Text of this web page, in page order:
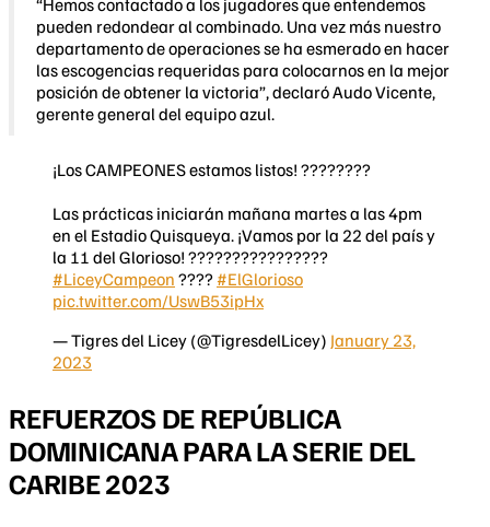
pueden redondear al combinado. Una vez más nuestro
departamento de operaciones se ha esmerado en hacer
las escogencias requeridas para colocarnos en la mejor
posición de obtener la victoria”, declaró Audo Vicente,
gerente general del equipo azul.
¡Los CAMPEONES estamos listos! ????????
Las prácticas iniciarán mañana martes a las 4pm
en el Estadio Quisqueya. ¡Vamos por la 22 del país y
la 11 del Glorioso! ????????????????
#LiceyCampeon ???? #ElGlorioso
pic.twitter.com/UswB53ipHx
— Tigres del Licey (@TigresdelLicey) January 23,
2023
REFUERZOS DE REPÚBLICA
DOMINICANA PARA LA SERIE DEL
CARIBE 2023